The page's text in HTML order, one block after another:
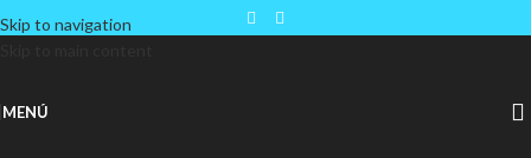
Skip to navigation
MENÚ